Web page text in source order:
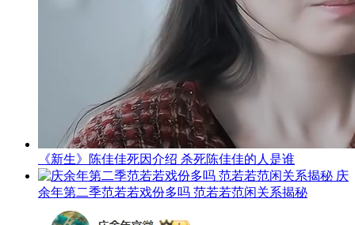
《新生》陈佳佳死因介绍 杀死陈佳佳的人是谁
庆
余年第二季范若若戏份多吗 范若若范闲关系揭秘